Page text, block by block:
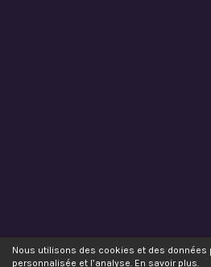
Nous utilisons des cookies et des
personnalisée et l’analyse. En savoir plus.